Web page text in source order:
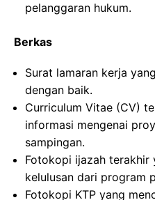
pelanggaran hukum.
Berkas
Surat lamaran kerja
dengan baik.
Curriculum Vitae (CV)
informasi mengenai
sampingan.
Fotokopi ijazah terakhir
kelulusan dari program
Fotokopi KTP yang